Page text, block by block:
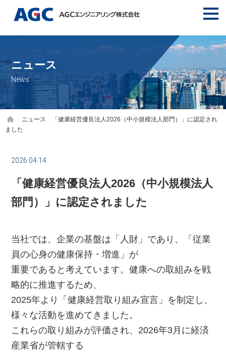
ニュース
ニュース
「健康経営優良法人2026（中小規模法人部門）」に認定され
ました
2026.04.14
「健康経営優良法人2026（中小規模法人
部門）」に認定されました
当社では、企業の基盤は「人財」であり、「従業
員の心身の健康保持・増進」が
重要であると考えています。健康への取組みを戦
略的に推進するため、
2025年より「健康経営取り組み宣言」を制定し、
様々な活動を進めてきました。
これらの取り組みが評価され、2026年3月に経済
産業省が管轄する